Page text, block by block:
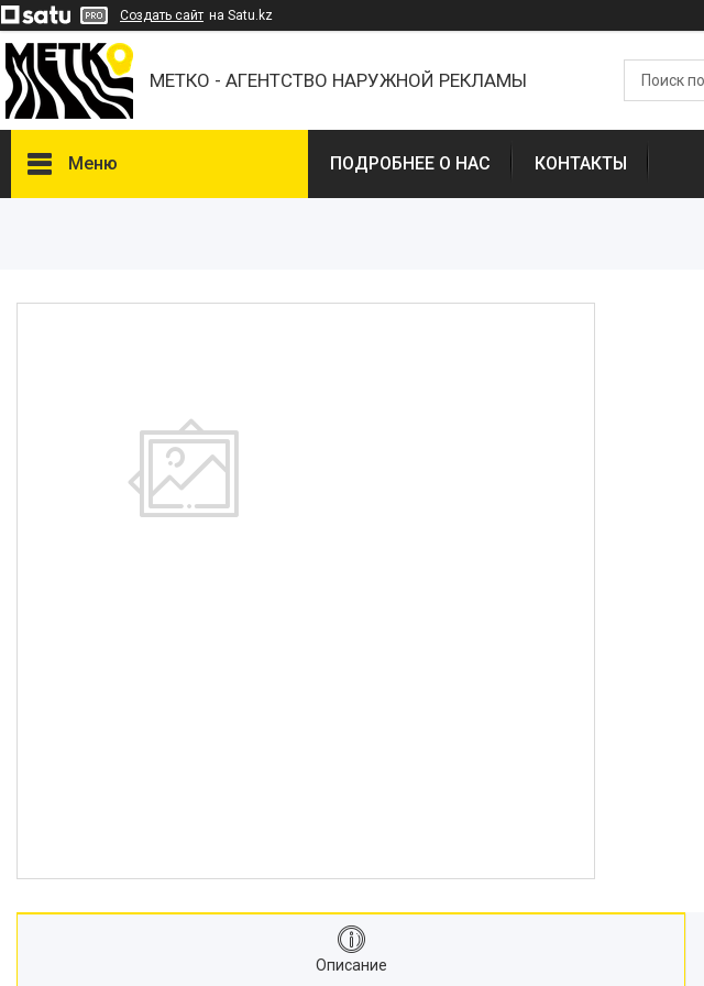
Создать сайт на Satu.kz
МЕТКО - АГЕНТСТВО НАРУЖНОЙ РЕКЛАМЫ
Меню ПОДРОБНЕЕ О НАС КОНТАКТЫ
Описание